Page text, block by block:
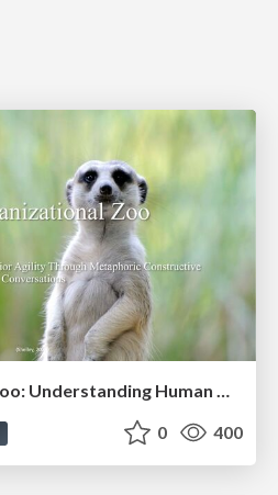
The Organizational Zoo: Understanding Human Behavior Agility Through Metaphoric Constructive Conversations (based on the works of Arthur Shelley, Ph.D)
0 400